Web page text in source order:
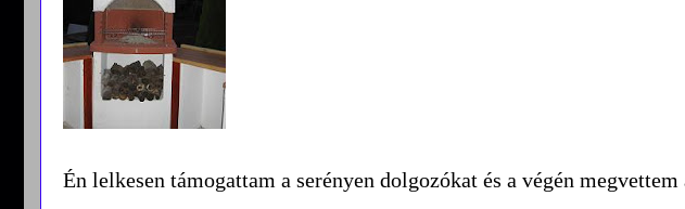
Én lelkesen támogattam a serényen dolgozókat és a végén